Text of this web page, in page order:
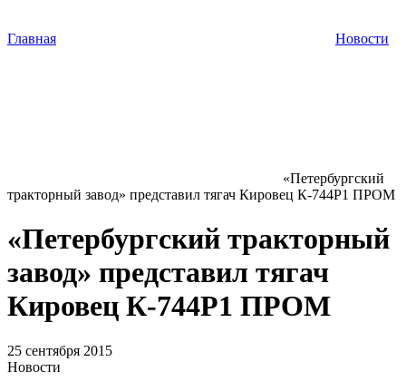
Главная Новости
«Петербургский
тракторный завод» представил тягач Кировец К-744Р1 ПРОМ
«Петербургский тракторный
завод» представил тягач
Кировец К-744Р1 ПРОМ
25 сентября 2015
Новости